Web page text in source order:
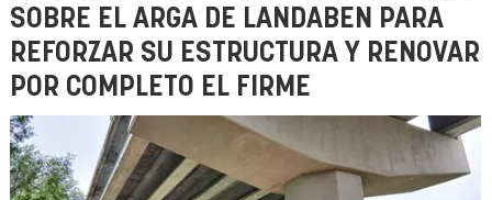
SOBRE EL ARGA DE LANDABEN PARA
REFORZAR SU ESTRUCTURA Y RENOVAR
POR COMPLETO EL FIRME